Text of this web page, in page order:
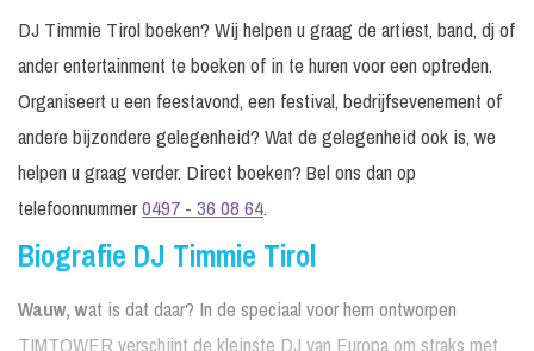
DJ Timmie Tirol boeken? Wij helpen u graag de artiest, band, dj of
ander entertainment te boeken of in te huren voor een optreden.
Organiseert u een feestavond, een festival, bedrijfsevenement of
andere bijzondere gelegenheid? Wat de gelegenheid ook is, we
helpen u graag verder. Direct boeken? Bel ons dan op
telefoonnummer0497 - 36 08 64.
Biografie DJ Timmie Tirol
Wauw, wat is dat daar? In de speciaal voor hem ontworpen
TIMTOWER verschijnt de kleinste DJ van Europa om straks met